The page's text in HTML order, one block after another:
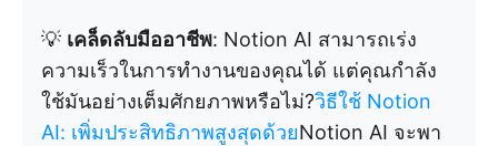
💡 เคล็ดลับมืออาชีพ: Notion AI สามารถเร่ง
ความเร็วในการทำงานของคุณได้ แต่คุณกำลัง
ใช้มันอย่างเต็มศักยภาพหรือไม่?วิธีใช้ Notion
AI: เพิ่มประสิทธิภาพสูงสุดด้วยNotion AI จะพา